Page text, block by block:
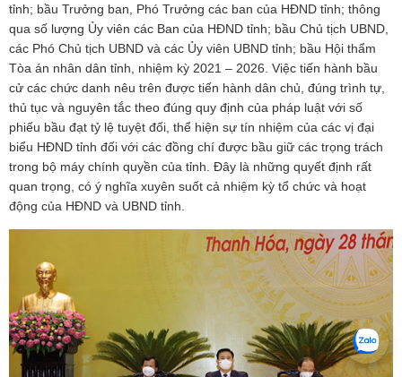
tỉnh; bầu Trưởng ban, Phó Trưởng các ban của HĐND tỉnh; thông
qua số lượng Ủy viên các Ban của HĐND tỉnh; bầu Chủ tịch UBND,
các Phó Chủ tịch UBND và các Ủy viên UBND tỉnh; bầu Hội thẩm
Tòa án nhân dân tỉnh, nhiệm kỳ 2021 – 2026. Việc tiến hành bầu
cử các chức danh nêu trên được tiến hành dân chủ, đúng trình tự,
thủ tục và nguyên tắc theo đúng quy định của pháp luật với số
phiếu bầu đạt tỷ lệ tuyệt đối, thể hiện sự tín nhiệm của các vị đại
biểu HĐND tỉnh đối với các đồng chí được bầu giữ các trọng trách
trong bộ máy chính quyền của tỉnh. Đây là những quyết định rất
quan trọng, có ý nghĩa xuyên suốt cả nhiệm kỳ tổ chức và hoạt
động của HĐND và UBND tỉnh.